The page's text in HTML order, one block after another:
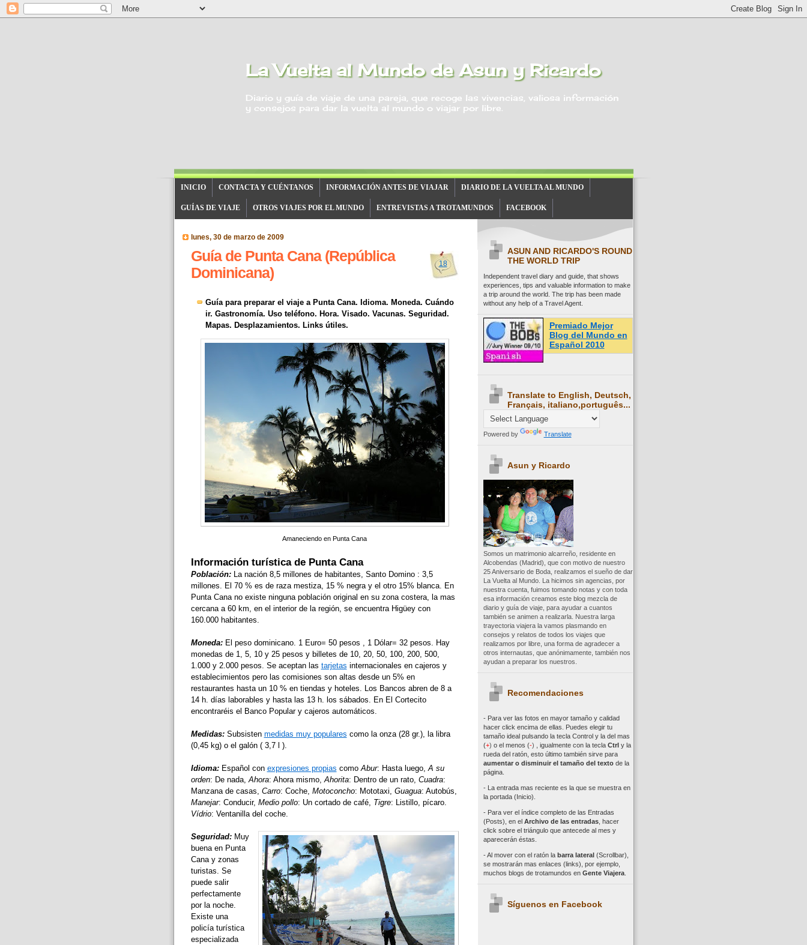
La Vuelta al Mundo de Asun y Ricardo
Diario y guía de viaje de una pareja, que recoge las vivencias, valiosa información
y consejos para dar la vuelta al mundo o viajar por libre.
INICIO CONTACTA Y CUÉNTANOS INFORMACIÓN ANTES DE VIAJAR DIARIO DE LA VUELTA AL MUNDO
GUÍAS DE VIAJE OTROS VIAJES POR EL MUNDO ENTREVISTAS A TROTAMUNDOS FACEBOOK
lunes, 30 de marzo de 2009
18
Guía de Punta Cana (República
Dominicana)
Guía para preparar el viaje a Punta Cana. Idioma. Moneda. Cuándo
ir. Gastronomía. Uso teléfono. Hora. Visado. Vacunas. Seguridad.
Mapas. Desplazamientos. Links útiles.
Amaneciendo en Punta Cana
Información turística de Punta Cana
Población:La nación 8,5 millones de habitantes, Santo Domino : 3,5
millones. El 70 % es de raza mestiza, 15 % negra y el otro 15% blanca. En
Punta Cana no existe ninguna población original en su zona costera, la mas
cercana a 60 km, en el interior de la región, se encuentra Higüey con
160.000 habitantes.
Moneda:El peso dominicano. 1 Euro= 50 pesos , 1 Dólar= 32 pesos. Hay
monedas de 1, 5, 10 y 25 pesos y billetes de 10, 20, 50, 100, 200, 500,
1.000 y 2.000 pesos. Se aceptan las tarjetas internacionales en cajeros y
establecimientos pero las comisiones son altas desde un 5% en
restaurantes hasta un 10 % en tiendas y hoteles. Los Bancos abren de 8 a
14 h. días laborables y hasta las 13 h. los sábados. En El Cortecito
encontraréis el Banco Popular y cajeros automáticos.
Medidas:Subsisten medidas muy populares como la onza (28 gr.), la libra
(0,45 kg) o el galón ( 3,7 l ).
Idioma: Español con expresiones propias como Abur: Hasta luego, A su
orden: De nada, Ahora: Ahora mismo, Ahorita: Dentro de un rato, Cuadra:
Manzana de casas, Carro: Coche, Motoconcho: Mototaxi, Guagua: Autobús,
Manejar: Conducir, Medio pollo: Un cortado de café, Tigre: Listillo, pícaro.
Vídrio: Ventanilla del coche.
Seguridad:Muy
buena en Punta
Cana y zonas
turistas. Se
puede salir
perfectamente
por la noche.
Existe una
policía turística
especializada
ASUN AND RICARDO'S ROUND
THE WORLD TRIP
Independent travel diary and guide, that shows
experiences, tips and valuable information to make
a trip around the world. The trip has been made
without any help of a Travel Agent.
Premiado Mejor
Blog del Mundo en
Español 2010
Translate to English, Deutsch,
Français, italiano,português...
Powered by Translate
Asun y Ricardo
Somos un matrimonio alcarreño, residente en
Alcobendas (Madrid), que con motivo de nuestro
25 Aniversario de Boda, realizamos el sueño de dar
La Vuelta al Mundo. La hicimos sin agencias, por
nuestra cuenta, fuimos tomando notas y con toda
esa información creamos este blog mezcla de
diario y guía de viaje, para ayudar a cuantos
también se animen a realizarla. Nuestra larga
trayectoria viajera la vamos plasmando en
consejos y relatos de todos los viajes que
realizamos por libre, una forma de agradecer a
otros internautas, que anónimamente, también nos
ayudan a preparar los nuestros.
Recomendaciones
- Para ver las fotos en mayor tamaño y calidad
hacer click encima de ellas. Puedes elegir tu
tamaño ideal pulsando la tecla Controly la del mas
(+) o el menos (-) igualmente con la tecla Ctrl y la
rueda del ratón, esto último también sirve para
aumentar o disminuir el tamaño del textode la
página.
- La entrada mas reciente es la que se muestra en
la portada (Inicio).
- Para ver el índice completo de las Entradas
(Posts), en el Archivo de las entradas, hacer
click sobre el triángulo que antecede al mes y
aparecerán éstas.
- Al mover con el ratón la barra lateral(Scrollbar),
se mostrarán mas enlaces (links), por ejemplo,
muchos blogs de trotamundos en Gente Viajera.
Síguenos en Facebook